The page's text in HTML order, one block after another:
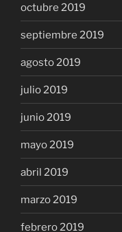
octubre 2019
septiembre 2019
agosto 2019
julio 2019
junio 2019
mayo 2019
abril 2019
marzo 2019
febrero 2019